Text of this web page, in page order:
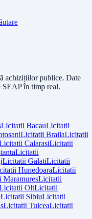
achizițiilor publice. Date
SEAP în timp real.
Licitatii BacauLicitatii
Licitatii BrailaLicitatii
CalarasiLicitatii
Licitatii
Licitatii GalatiLicitatii
HunedoaraLicitatii
MaramuresLicitatii
OltLicitatii
Licitatii SibiuLicitatii
Licitatii TulceaLicitatii